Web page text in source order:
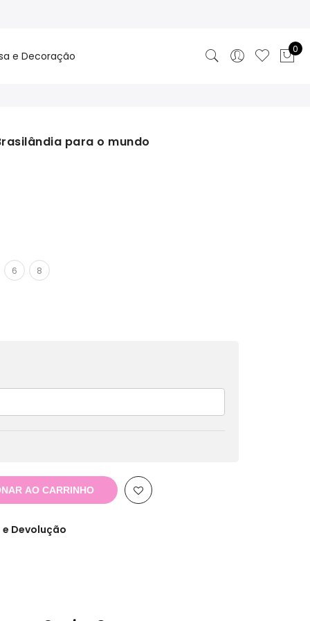
e Decoração
0
para o mundo
6 8
AO CARRINHO
Devolução